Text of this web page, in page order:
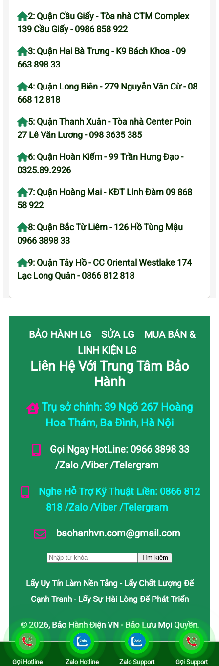
2: Quận Cầu Giấy - Tòa nhà CTM Complex
139 Cầu Giấy - 0986 858 922
3: Quận Hai Bà Trưng - K9 Bách Khoa - 09
663 898 33
4: Quận Long Biên - 279 Nguyễn Văn Cừ - 08
668 12 818
5: Quận Thanh Xuân - Tòa nhà Center Poin
27 Lê Văn Lương - 098 3635 385
6: Quận Hoàn Kiếm - 99 Trần Hưng Đạo -
0325.89.2926
7: Quận Hoàng Mai - KĐT Linh Đàm 09 868
58 922
8: Quận Bắc Từ Liêm - 126 Hồ Tùng Mậu
0966 3898 33
9: Quận Tây Hồ - CC Oriental Westlake 174
Lạc Long Quân - 0866 812 818
BẢO HÀNH LG SỬA LG
MUA BÁN &
LINH KIỆN LG
Liên Hệ Với Trung Tâm Bảo
Hành
Trụ sở chính: 39 Ngõ 267 Hoàng
Hoa Thám, Ba Đình, Hà Nội
Gọi Ngay HotLine: 0966 3898 33
/Zalo /Viber /Telergram
Nghe Hỗ Trợ Kỹ Thuật Liền: 0866 812
818 /Zalo /Viber /Telergram
baohanhvn.com@gmail.com
Lấy Uy Tín Làm Nền Tảng - Lấy Chất Lượng Để
Cạnh Tranh - Lấy Sự Hài Lòng Để Phát Triển
© 2026, Bảo Hành Điện VN - Bảo Lưu Mọi Quyền.
Gọi Hotline Zalo Hotline Zalo Support Gọi Support